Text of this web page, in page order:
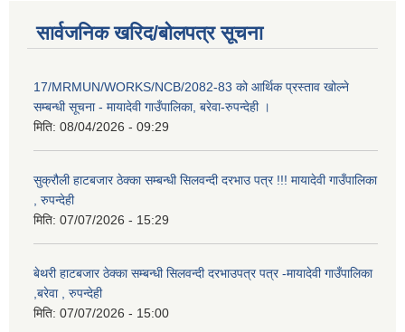
सार्वजनिक खरिद/बोलपत्र सूचना
17/MRMUN/WORKS/NCB/2082-83 को आर्थिक प्रस्ताव खोल्ने
सम्बन्धी सूचना - मायादेवी गाउँपालिका, बरेवा-रुपन्देही ।
मिति: 08/04/2026 - 09:29
सुक्रौली हाटबजार ठेक्का सम्बन्धी सिलवन्दी दरभाउ पत्र !!! मायादेवी गाउँपालिका
, रुपन्देही
मिति: 07/07/2026 - 15:29
बेथरी हाटबजार ठेक्का सम्बन्धी सिलवन्दी दरभाउपत्र पत्र -मायादेवी गाउँपालिका
,बरेवा , रुपन्देही
मिति: 07/07/2026 - 15:00